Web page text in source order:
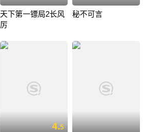
天下第一镖局2长风
厉
秘不可言
4.5